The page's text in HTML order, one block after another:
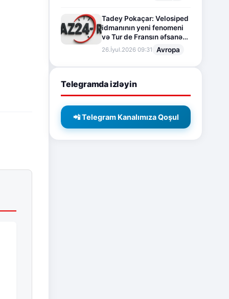
Tadey Pokaçar: Velosiped
idmanının yeni fenomeni
və Tur de Fransın əfsanəvi
səhifəsi
26.İyul.2026 09:31 Avropa
Telegramda izləyin
📲 Telegram Kanalımıza Qoşul